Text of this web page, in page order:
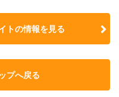
トの情報を見る
プへ戻る